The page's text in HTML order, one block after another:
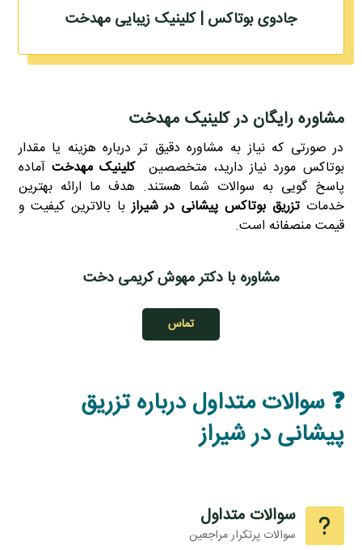
جادوی بوتاکس | کلینیک زیبایی مهدخت
مشاوره رایگان در کلینیک مهدخت
در صورتی که نیاز به مشاوره دقیق‌ تر درباره هزینه یا مقدار
بوتاکس مورد نیاز دارید، متخصصین کلینیک مهدخت آماده
پاسخ‌ گویی به سوالات شما هستند. هدف ما ارائه بهترین
خدماتتزریق بوتاکس پیشانی در شیرازبا بالاترین کیفیت و
قیمت منصفانه است.
مشاوره با دکتر مهوش کریمی دخت
تماس
❓ سوالات متداول درباره تزریق
پیشانی در شیراز
سوالات متداول
سوالات پرتکرار مراجعین